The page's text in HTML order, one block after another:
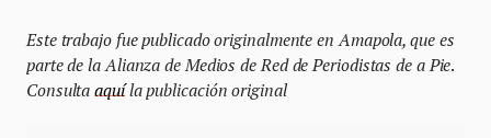
Este trabajo fue publicado originalmente en Amapola, que es
parte de la Alianza de Medios de Red de Periodistas de a Pie.
Consultaaquíla publicación original